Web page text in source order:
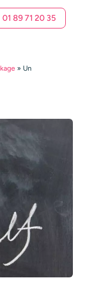
01 89 71 20 35
» Un